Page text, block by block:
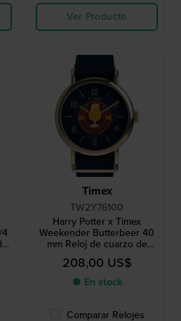
Ver Producto
Timex
TW2Y76100
Harry Potter x Timex
Weekender Butterbeer 40
mm Reloj de cuarzo de
edición especial con
segundero en forma de
vaso de cerveza giratorio
208,00 US$
● En stock
Comparar Relojes